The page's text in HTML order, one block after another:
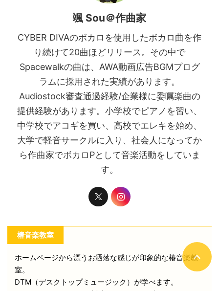
颯 Sou＠作曲家
CYBER DIVAのボカロを使用したボカロ曲を作
り続けて20曲ほどリリース。その中で
Spacewalkの曲は、AWA動画広告BGMプログ
ラムに採用された実績があります。
Audiostock審査通過経験/企業様に委嘱楽曲の
提供経験があります。小学校でピアノを習い、
中学校でアコギを買い、高校でエレキを始め、
大学で軽音サークルに入り、社会人になってか
ら作曲家でボカロPとして音楽活動をしていま
す。
椿音楽教室
ホームページから漂うお洒落な感じが印象的な椿音楽教
室。
DTM（デスクトップミュージック）が学べます。